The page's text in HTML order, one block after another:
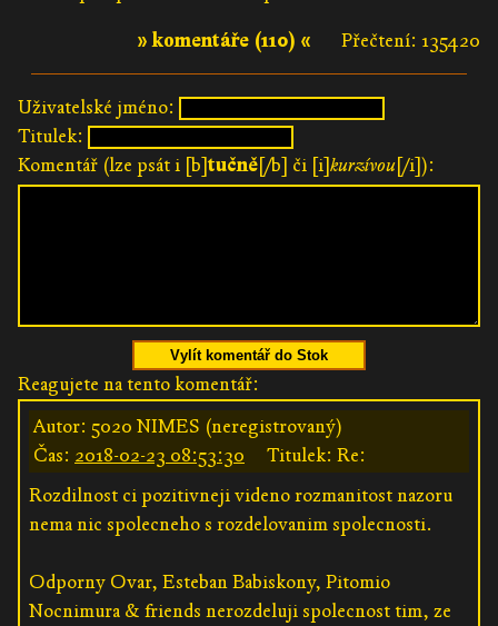
Přečtení: 135420
» komentáře (110) «
Uživatelské jméno:
Titulek:
Komentář (lze psát i [b]tučně[/b] či [i]kurzívou[/i]):
Vylít komentář do Stok
Reagujete na tento komentář:
Autor: 5020 NIMES (neregistrovaný)
Čas: 2018-02-23 08:53:30
Titulek: Re:
Rozdilnost ci pozitivneji videno rozmanitost nazoru
nema nic spolecneho s rozdelovanim spolecnosti.
Odporny Ovar, Esteban Babiskony, Pitomio
Nocnimura & friends nerozdeluji spolecnost tim, ze